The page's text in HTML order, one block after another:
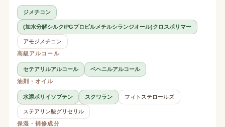
ジメチコン
(加水分解シルク/PGプロピルメチルシランジオール)クロスポリマー
アモジメチコン
高級アルコール
セテアリルアルコール
ベヘニルアルコール
油剤・オイル
水添ポリイソブテン スクワラン フィトステロールズ
ステアリン酸グリセリル
保湿・補修成分